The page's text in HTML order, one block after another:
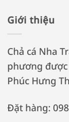
Giới thiệu
Chả cá Nha
phương
Phúc Hưng
Đặt hàng: